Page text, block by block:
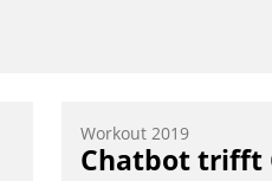
Workout 2019
Chatbot trifft